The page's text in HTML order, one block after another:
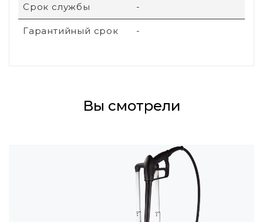
Срок службы -
Гарантийный срок -
Вы смотрели